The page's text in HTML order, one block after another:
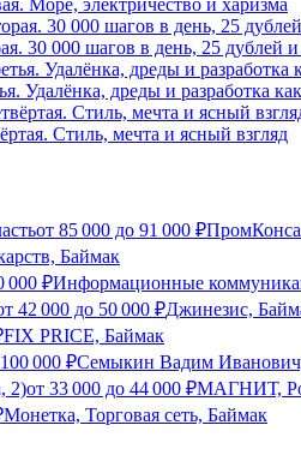
30 000 шагов в день, 25 дублей
Удалёнка, дреды и разработка
Стиль, мечта и ясный взгляд
от 85 000 до 91 000 ₽
Баймак
000 ₽Информационные
42 000 до 50 000 ₽Джинезис,
FIX PRICE, Баймак
100 000 ₽Семыкин Вадим
2)от 33 000 до 44 000 ₽МАГНИТ,
Монетка, Торговая сеть, Баймак